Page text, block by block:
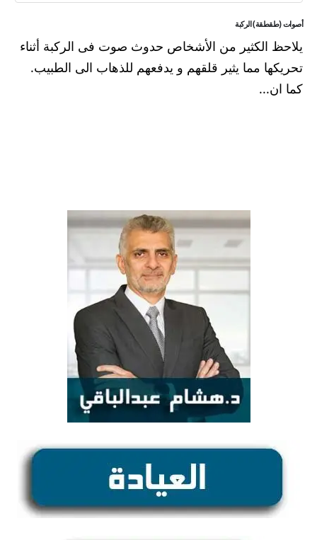
أصوات (طقطقة) الركبة
يلاحظ الكثير من الأشخاص حدوث صوت فى الركبة أثناء
تحريكها مما يثير قلقهم و يدفعهم للذهاب الى الطبيب.
كما ان...